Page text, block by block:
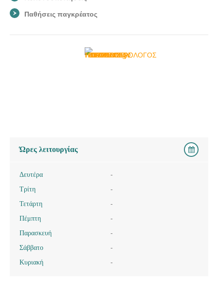
Παθήσεις παγκρέατος
Ώρες λειτουργίας
Δευτέρα
-
Τρίτη
-
Τετάρτη
-
Πέμπτη
-
Παρασκευή
-
Σάββατο
-
Κυριακή
-